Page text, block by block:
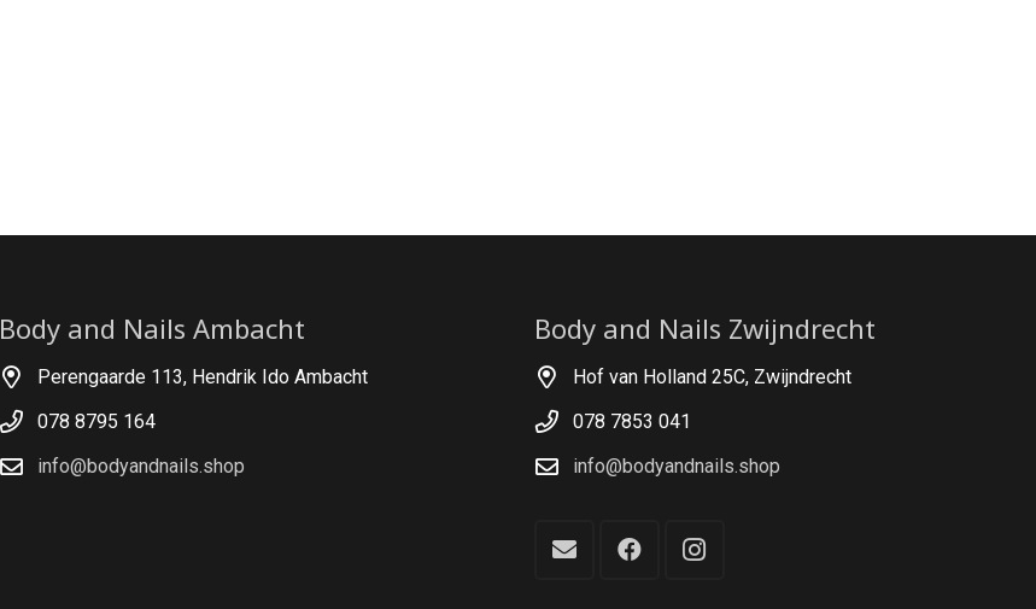
Body and Nails Ambacht
Perengaarde 113, Hendrik Ido Ambacht
078 8795 164
info@bodyandnails.shop
Body and Nails Zwijndrecht
Hof van Holland 25C, Zwijndrecht
078 7853 041
info@bodyandnails.shop